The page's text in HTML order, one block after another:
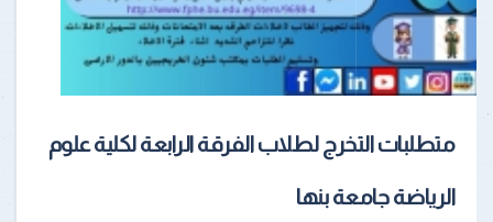
متطلبات التخرج لطلاب الفرقة الرابعة لكلية علوم
الرياضة جامعة بنها